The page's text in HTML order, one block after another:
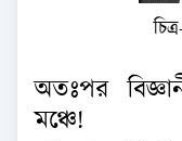
অতঃপর
মঞ্চে!